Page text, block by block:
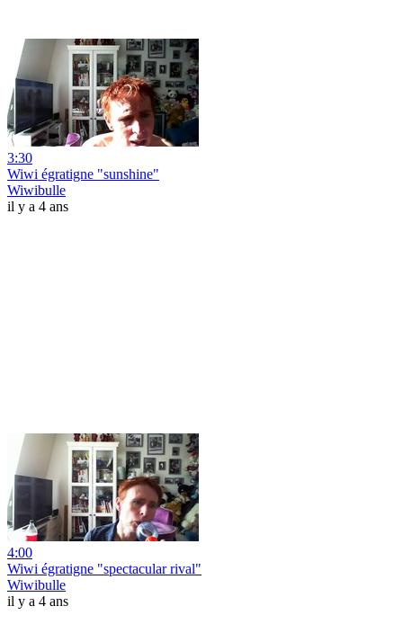
3:30
Wiwi égratigne "sunshine"
Wiwibulle
il y a 4 ans
4:00
Wiwi égratigne "spectacular rival"
Wiwibulle
il y a 4 ans